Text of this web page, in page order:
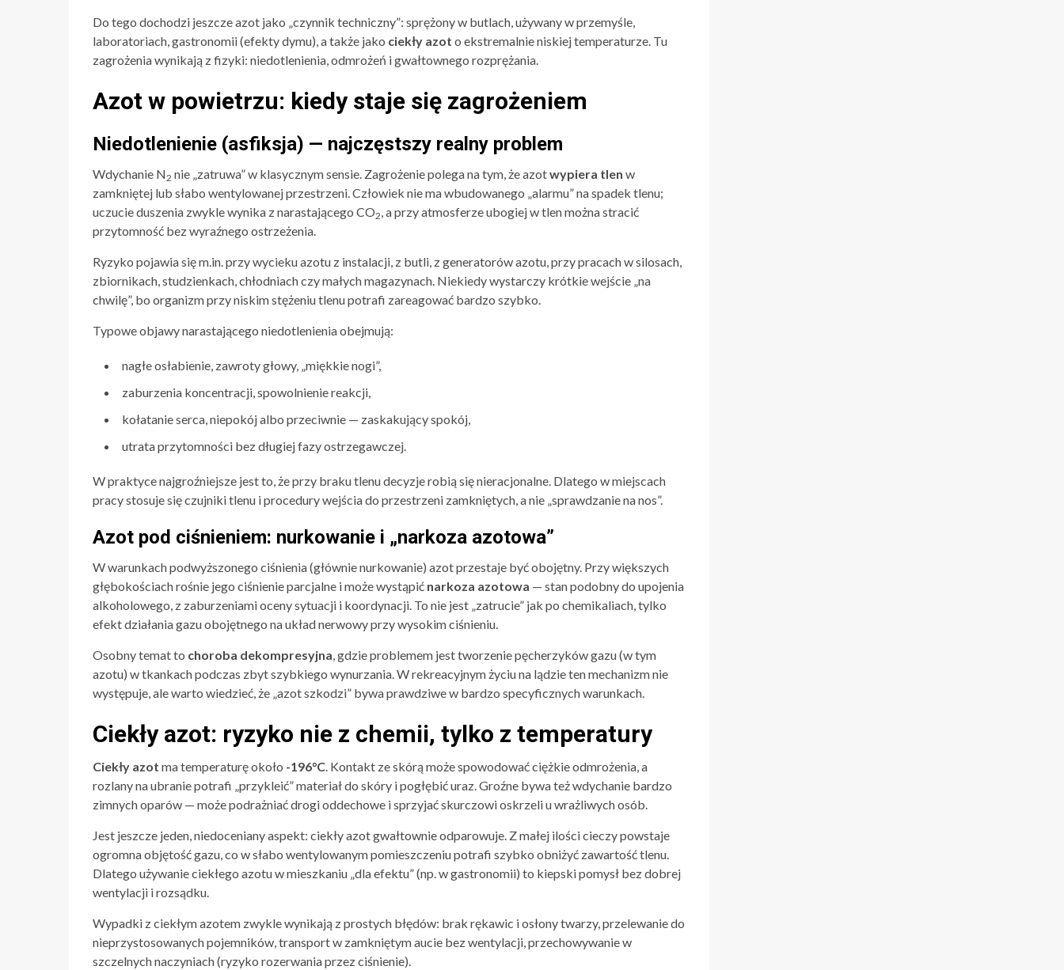
Do tego dochodzi jeszcze azot jako „czynnik techniczny”: sprężony w butlach, używany w przemyśle,
laboratoriach, gastronomii (efekty dymu), a także jako ciekły azot o ekstremalnie niskiej temperaturze. Tu
zagrożenia wynikają z fizyki: niedotlenienia, odmrożeń i gwałtownego rozprężania.
Azot w powietrzu: kiedy staje się zagrożeniem
Niedotlenienie (asfiksja) — najczęstszy realny problem
Wdychanie N2 nie „zatruwa” w klasycznym sensie. Zagrożenie polega na tym, że azotwypiera tlen w
zamkniętej lub słabo wentylowanej przestrzeni. Człowiek nie ma wbudowanego „alarmu” na spadek tlenu;
uczucie duszenia zwykle wynika z narastającego CO2, a przy atmosferze ubogiej w tlen można stracić
przytomność bez wyraźnego ostrzeżenia.
Ryzyko pojawia się m.in. przy wycieku azotu z instalacji, z butli, z generatorów azotu, przy pracach w silosach,
zbiornikach, studzienkach, chłodniach czy małych magazynach. Niekiedy wystarczy krótkie wejście „na
chwilę”, bo organizm przy niskim stężeniu tlenu potrafi zareagować bardzo szybko.
Typowe objawy narastającego niedotlenienia obejmują:
nagłe osłabienie, zawroty głowy, „miękkie nogi”,
zaburzenia koncentracji, spowolnienie reakcji,
kołatanie serca, niepokój albo przeciwnie — zaskakujący spokój,
utrata przytomności bez długiej fazy ostrzegawczej.
W praktyce najgroźniejsze jest to, że przy braku tlenu decyzje robią się nieracjonalne. Dlatego w miejscach
pracy stosuje się czujniki tlenu i procedury wejścia do przestrzeni zamkniętych, a nie „sprawdzanie na nos”.
Azot pod ciśnieniem: nurkowanie i „narkoza azotowa”
W warunkach podwyższonego ciśnienia (głównie nurkowanie) azot przestaje być obojętny. Przy większych
głębokościach rośnie jego ciśnienie parcjalne i może wystąpić narkoza azotowa — stan podobny do upojenia
alkoholowego, z zaburzeniami oceny sytuacji i koordynacji. To nie jest „zatrucie” jak po chemikaliach, tylko
efekt działania gazu obojętnego na układ nerwowy przy wysokim ciśnieniu.
Osobny temat to choroba dekompresyjna, gdzie problemem jest tworzenie pęcherzyków gazu (w tym
azotu) w tkankach podczas zbyt szybkiego wynurzania. W rekreacyjnym życiu na lądzie ten mechanizm nie
występuje, ale warto wiedzieć, że „azot szkodzi” bywa prawdziwe w bardzo specyficznych warunkach.
Ciekły azot: ryzyko nie z chemii, tylko z temperatury
Ciekły azot ma temperaturę około -196°C. Kontakt ze skórą może spowodować ciężkie odmrożenia, a
rozlany na ubranie potrafi „przykleić” materiał do skóry i pogłębić uraz. Groźne bywa też wdychanie bardzo
zimnych oparów — może podrażniać drogi oddechowe i sprzyjać skurczowi oskrzeli u wrażliwych osób.
Jest jeszcze jeden, niedoceniany aspekt: ciekły azot gwałtownie odparowuje. Z małej ilości cieczy powstaje
ogromna objętość gazu, co w słabo wentylowanym pomieszczeniu potrafi szybko obniżyć zawartość tlenu.
Dlatego używanie ciekłego azotu w mieszkaniu „dla efektu” (np. w gastronomii) to kiepski pomysł bez dobrej
wentylacji i rozsądku.
Wypadki z ciekłym azotem zwykle wynikają z prostych błędów: brak rękawic i osłony twarzy, przelewanie do
nieprzystosowanych pojemników, transport w zamkniętym aucie bez wentylacji, przechowywanie w
szczelnych naczyniach (ryzyko rozerwania przez ciśnienie).